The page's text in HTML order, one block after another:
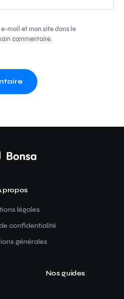
e-mail et mon site dans le
commentaire.
propos
légales
confidentialité
générales
Nos guides